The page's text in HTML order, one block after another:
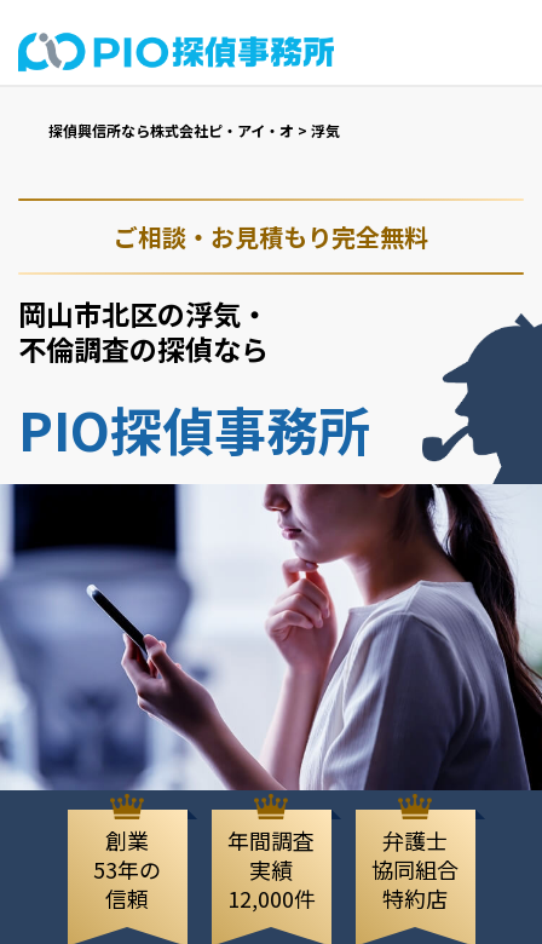
探偵興信所なら株式会社ピ・アイ・オ > 浮気
ご相談・お見積もり完全無料
岡山市北区の浮気・
不倫調査の探偵なら
PIO探偵事務所
創業
53年の
信頼
年間調査
実績
12,000件
弁護士
協同組合
特約店